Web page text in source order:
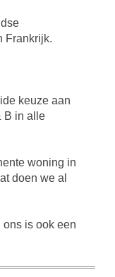
Frankrijk.
keuze aan
B in alle
woning in
doen we al
is ook een